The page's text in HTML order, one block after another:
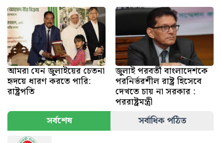
আমরা যেন জুলাইয়ের চেতনা
হৃদয়ে ধারণ করতে পারি:
রাষ্ট্রপতি
জুলাই পরবর্তী বাংলাদেশকে
পরনির্ভরশীল রাষ্ট্র হিসেবে
দেখতে চায় না সরকার :
পররাষ্ট্রমন্ত্রী
সর্বশেষ
সর্বাধিক পঠিত